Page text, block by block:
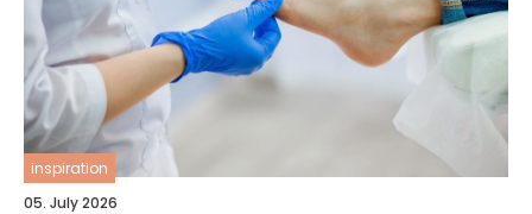
inspiration
05. July 2026